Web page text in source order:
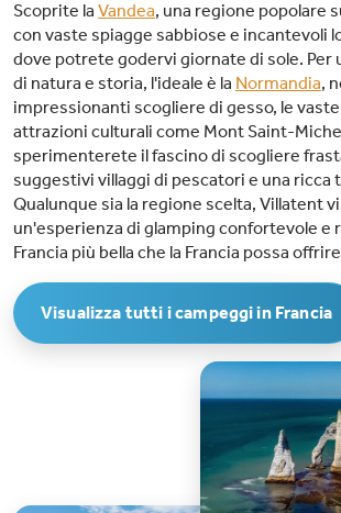
Scoprite la Vandea, una regione popolare
con vaste spiagge sabbiose e incantevoli
dove potrete godervi giornate di sole. Per
di natura e storia, l'ideale è la Normandia,
impressionanti scogliere di gesso, le
attrazioni culturali come Mont Saint-
sperimenterete il fascino di scogliere
suggestivi villaggi di pescatori e una ricca
Qualunque sia la regione scelta, Villatent
un'esperienza di glamping confortevole e
Francia più bella che la Francia possa
Visualizza tutti i campeggi in Francia